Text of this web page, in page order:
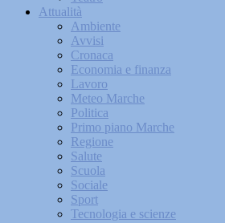
Attualità
Ambiente
Avvisi
Cronaca
Economia e finanza
Lavoro
Meteo Marche
Politica
Primo piano Marche
Regione
Salute
Scuola
Sociale
Sport
Tecnologia e scienze